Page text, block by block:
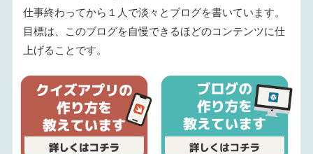
仕事終わってから１人で淡々とブログを書いています。
目標は、このブログを自慢できるほどのコンテンツに仕
上げることです。